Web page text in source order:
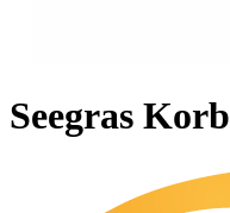
Seegras Korb